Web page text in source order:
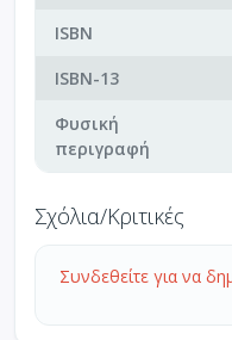
ISBN
ISBN-13
Φυσική
περιγραφή
Σχόλια/Κριτικές
Συνδεθείτε για να